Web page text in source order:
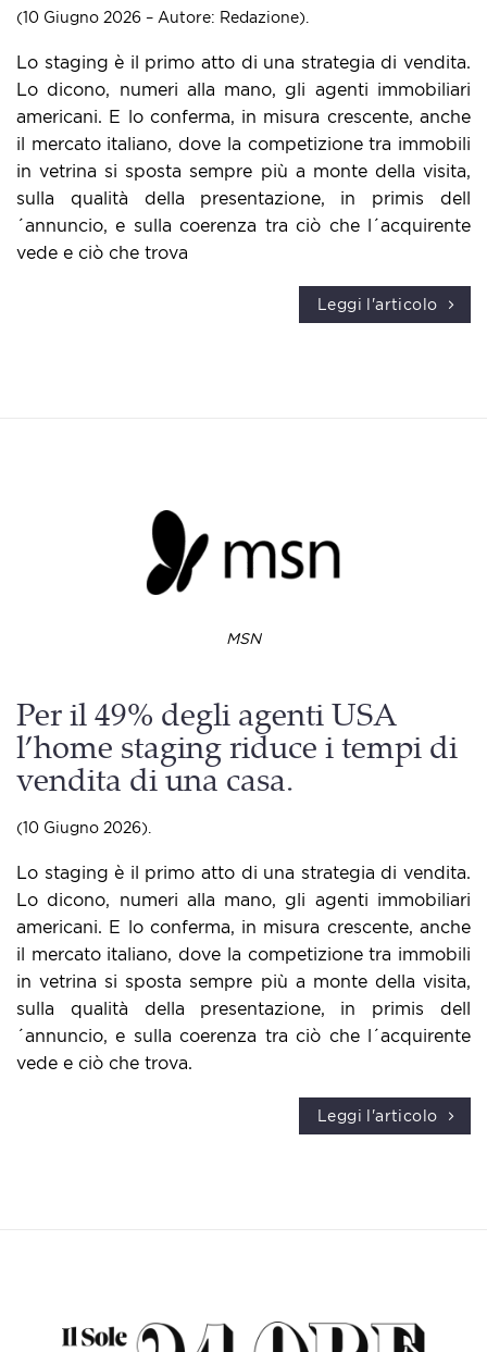
(10 Giugno 2026 – Autore: Redazione).
Lo staging è il primo atto di una strategia di vendita.
Lo dicono, numeri alla mano, gli agenti immobiliari
americani. E lo conferma, in misura crescente, anche
il mercato italiano, dove la competizione tra immobili
in vetrina si sposta sempre più a monte della visita,
sulla qualità della presentazione, in primis dell
´annuncio, e sulla coerenza tra ciò che l´acquirente
vede e ciò che trova
Leggi l'articolo
MSN
Per il 49% degli agenti USA
l’home staging riduce i tempi di
vendita di una casa.
(10 Giugno 2026).
Lo staging è il primo atto di una strategia di vendita.
Lo dicono, numeri alla mano, gli agenti immobiliari
americani. E lo conferma, in misura crescente, anche
il mercato italiano, dove la competizione tra immobili
in vetrina si sposta sempre più a monte della visita,
sulla qualità della presentazione, in primis dell
´annuncio, e sulla coerenza tra ciò che l´acquirente
vede e ciò che trova.
Leggi l'articolo